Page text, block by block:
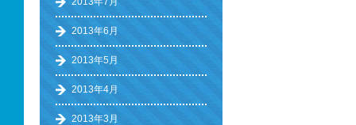
2013年6月
2013年5月
2013年4月
2013年3月